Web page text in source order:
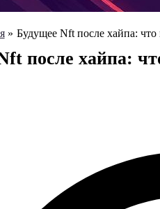
Будущее Nft после хайпа:
после хайпа: